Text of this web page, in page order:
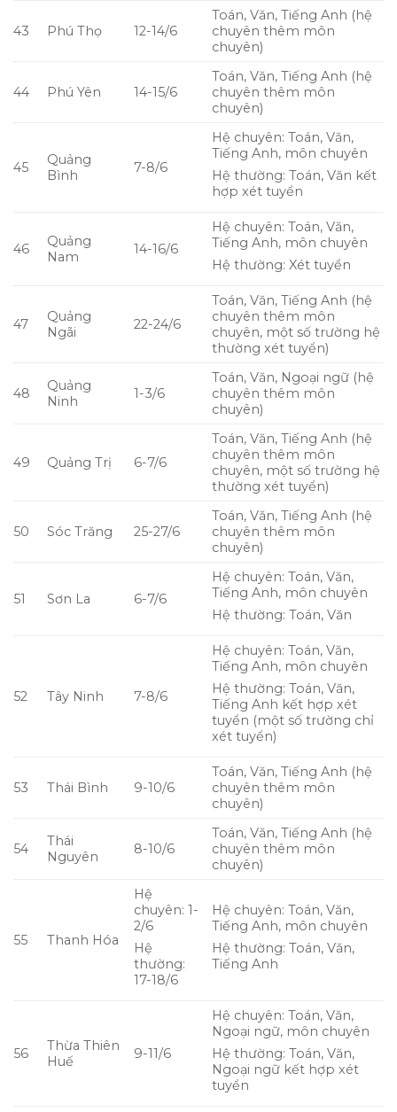
43 Phú Thọ 12-14/6
Toán, Văn, Tiếng Anh (hệ
chuyên thêm môn
chuyên)
44 Phú Yên 14-15/6
Toán, Văn, Tiếng Anh (hệ
chuyên thêm môn
chuyên)
45
Quảng
Bình
7-8/6
Hệ chuyên: Toán, Văn,
Tiếng Anh, môn chuyên
Hệ thường: Toán, Văn kết
hợp xét tuyển
46
Quảng
Nam
14-16/6
Hệ chuyên: Toán, Văn,
Tiếng Anh, môn chuyên
Hệ thường: Xét tuyển
47
Quảng
Ngãi
22-24/6
Toán, Văn, Tiếng Anh (hệ
chuyên thêm môn
chuyên, một số trường hệ
thường xét tuyển)
48
Quảng
Ninh
1-3/6
Toán, Văn, Ngoại ngữ (hệ
chuyên thêm môn
chuyên)
49 Quảng Trị 6-7/6
Toán, Văn, Tiếng Anh (hệ
chuyên thêm môn
chuyên, một số trường hệ
thường xét tuyển)
50 Sóc Trăng 25-27/6
Toán, Văn, Tiếng Anh (hệ
chuyên thêm môn
chuyên)
51 Sơn La 6-7/6
Hệ chuyên: Toán, Văn,
Tiếng Anh, môn chuyên
Hệ thường: Toán, Văn
52 Tây Ninh 7-8/6
Hệ chuyên: Toán, Văn,
Tiếng Anh, môn chuyên
Hệ thường: Toán, Văn,
Tiếng Anh kết hợp xét
tuyển (một số trường chỉ
xét tuyển)
53 Thái Bình 9-10/6
Toán, Văn, Tiếng Anh (hệ
chuyên thêm môn
chuyên)
54
Thái
Nguyên
8-10/6
Toán, Văn, Tiếng Anh (hệ
chuyên thêm môn
chuyên)
55 Thanh Hóa
Hệ
chuyên: 1-
2/6
Hệ
thường:
17-18/6
Hệ chuyên: Toán, Văn,
Tiếng Anh, môn chuyên
Hệ thường: Toán, Văn,
Tiếng Anh
56
Thừa Thiên
Huế
9-11/6
Hệ chuyên: Toán, Văn,
Ngoại ngữ, môn chuyên
Hệ thường: Toán, Văn,
Ngoại ngữ kết hợp xét
tuyển